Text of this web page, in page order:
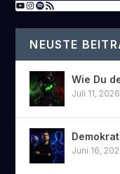
NEUSTE
Wie Du
Juli 11, 2026
Juni 16,